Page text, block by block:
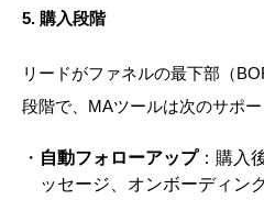
5. 購入段階
リードがファネルの最下部（
段階で、MAツールは次のサポー
自動フォローアップ：購入
ッセージ、オンボーディン